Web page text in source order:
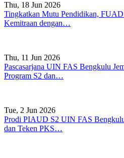
Thu, 18 Jun 2026
Tingkatkan Mutu Pendidikan,
Kemitraan dengan…
Thu, 11 Jun 2026
Pascasarjana UIN FAS Bengkulu
Program S2 dan…
Tue, 2 Jun 2026
Prodi PIAUD S2 UIN FAS
dan Teken PKS…